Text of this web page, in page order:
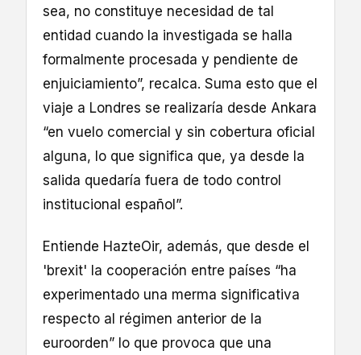
sea, no constituye necesidad de tal
entidad cuando la investigada se halla
formalmente procesada y pendiente de
enjuiciamiento”, recalca. Suma esto que el
viaje a Londres se realizaría desde Ankara
“en vuelo comercial y sin cobertura oficial
alguna, lo que significa que, ya desde la
salida quedaría fuera de todo control
institucional español”.
Entiende HazteOir, además, que desde el
'brexit' la cooperación entre países “ha
experimentado una merma significativa
respecto al régimen anterior de la
euroorden” lo que provoca que una